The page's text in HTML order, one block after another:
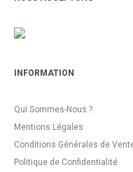
INFORMATION
Qui Sommes-Nous ?
Mentions Légales
Conditions Générales de
Politique de Confidentialité